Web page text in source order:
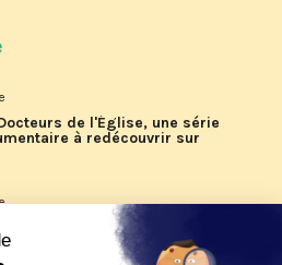
de l'Église, une série
à redécouvrir sur
reportages d'été 2026 de KTO